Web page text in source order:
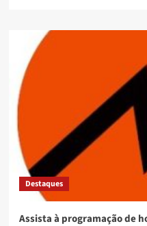
Destaques
Assista à programação de